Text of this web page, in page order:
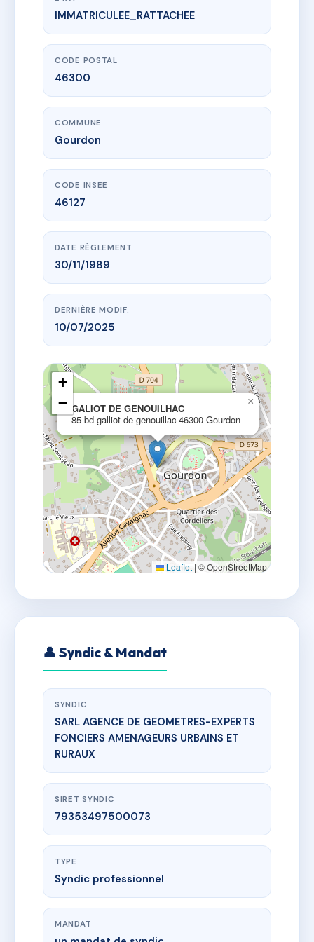
www.vme.plus/AD9279548
GALIOT DE GENOUILHAC
85 bd galliot de genouillac
IMMATRICULEE_RATTACHEE
CODE POSTAL
46300
COMMUNE
Gourdon
CODE INSEE
46127
DATE RÈGLEMENT
30/11/1989
DERNIÈRE MODIF.
10/07/2025
GALIOT DE GENOUILHAC
85 bd galliot de genouillac 46300 Gourdon
×
+
−
Leaflet | © OpenStreetMap
👤 Syndic & Mandat
SYNDIC
SARL AGENCE DE GEOMETRES-EXPERTS
FONCIERS AMENAGEURS URBAINS ET
RURAUX
SIRET SYNDIC
79353497500073
TYPE
Syndic professionnel
MANDAT